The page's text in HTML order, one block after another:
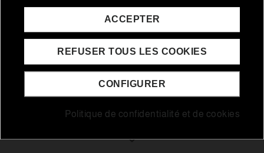
AJOUTER AU PANIER
AJOUTER AU PANIER
Sí, soy mayor de edad
ACCEPTER
REFUSER TOUS LES COOKIES
CONFIGURER
Politique de confidentialité et de cookies